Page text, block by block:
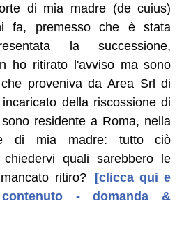
di mia madre (de cuius)
fa, premesso che è stata
la successione,
ho ritirato l'avviso ma sono
proveniva da Area Srl di
della riscossione di
residente a Roma, nella
di mia madre: tutto ciò
chiedervi quali sarebbero le
ritiro?
[clicca qui e
- domanda &